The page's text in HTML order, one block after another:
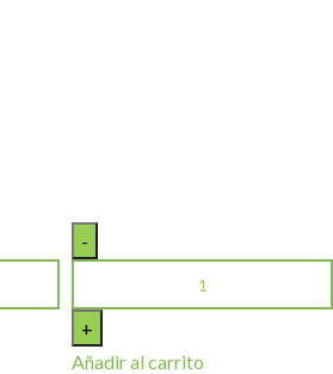
Añadir al carrito